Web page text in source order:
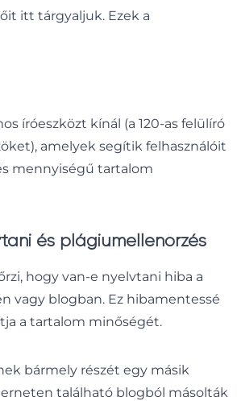
itt tárgyaljuk. Ezek a
íróeszközt kínál (a 120-as felülíró
amelyek segítik felhasználóit
mennyiségű tartalom
és plágiumellenőrzés
hogy van-e nyelvtani hiba a
vagy blogban. Ez hibamentessé
a tartalom minőségét.
bármely részét egy másik
található blogból másolták